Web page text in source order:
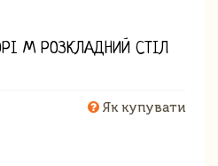
М РОЗКЛАДНИЙ СТІЛ
Як купувати